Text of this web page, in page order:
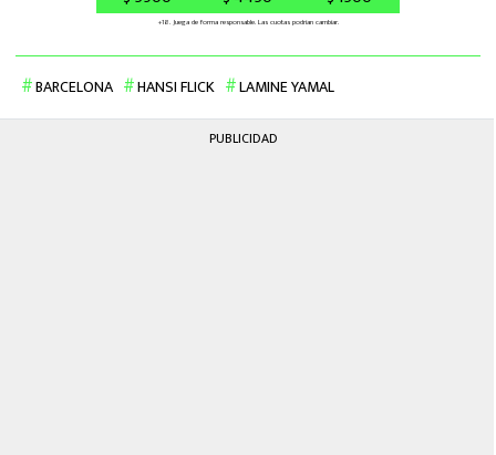
BARCELONA HANSI FLICK LAMINE YAMAL
PUBLICIDAD